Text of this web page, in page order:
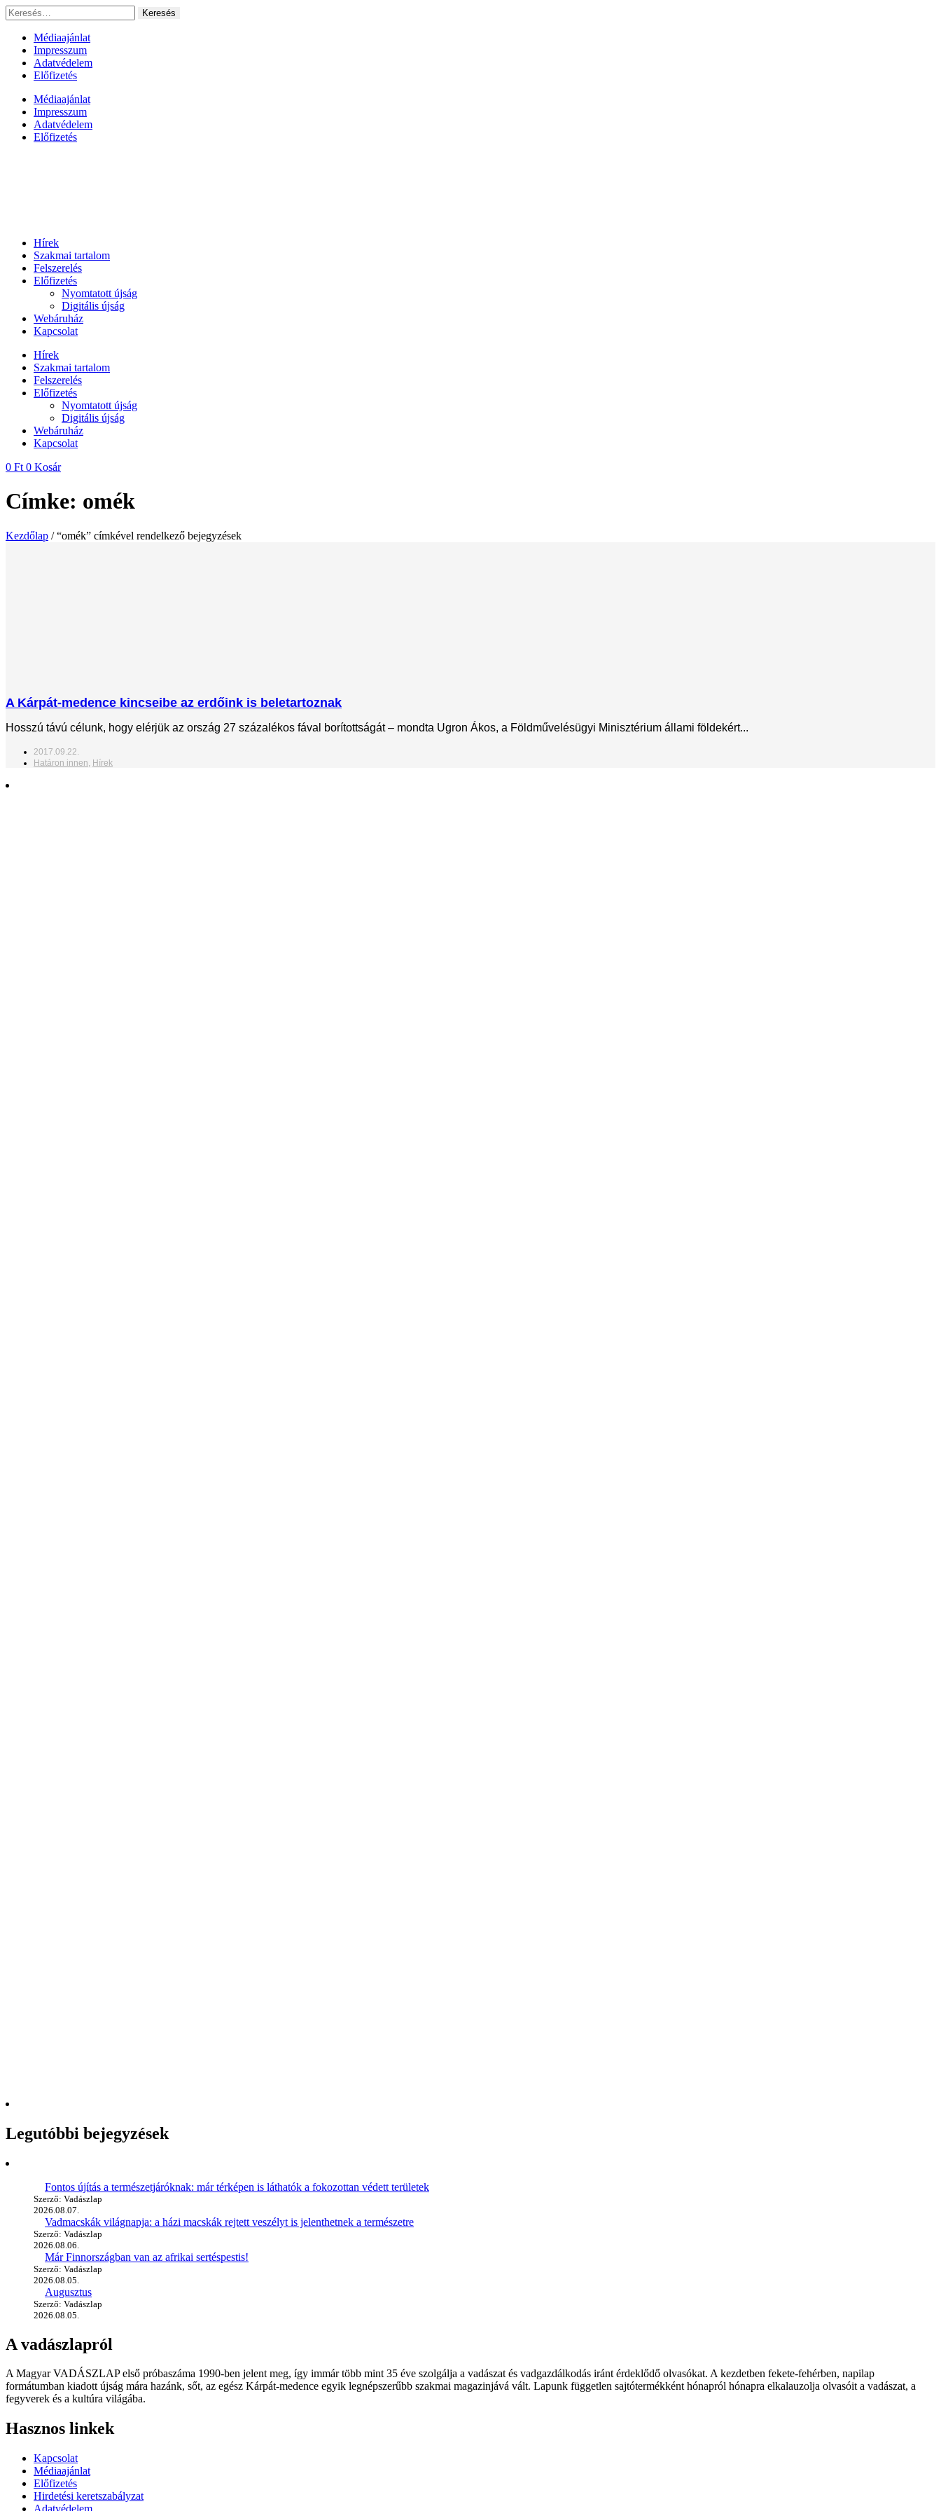
Ugrás
a
tartalomhoz
Keresés:
Médiaajánlat
Impresszum
Adatvédelem
Előfizetés
Médiaajánlat
Impresszum
Adatvédelem
Előfizetés
Hírek
Szakmai tartalom
Felszerelés
Előfizetés
Nyomtatott újság
Digitális újság
Webáruház
Kapcsolat
Hírek
Szakmai tartalom
Felszerelés
Előfizetés
Nyomtatott újság
Digitális újság
Webáruház
Kapcsolat
0 Ft 0 Kosár
Címke: omék
Kezdőlap / “omék” címkével rendelkező bejegyzések
A Kárpát-medence kincseibe az erdőink is beletartoznak
Hosszú távú célunk, hogy elérjük az ország 27 százalékos fával borítottságát – mondta Ugron Ákos, a Földművelésügyi Minisztérium állami földekért...
2017.09.22.
Határon innen, Hírek
Legutóbbi bejegyzések
Fontos újítás a természetjáróknak: már térképen is láthatók a fokozottan védett területek
Szerző: Vadászlap
2026.08.07.
Vadmacskák világnapja: a házi macskák rejtett veszélyt is jelenthetnek a természetre
Szerző: Vadászlap
2026.08.06.
Már Finnországban van az afrikai sertéspestis!
Szerző: Vadászlap
2026.08.05.
Augusztus
Szerző: Vadászlap
2026.08.05.
A vadászlapról
A Magyar VADÁSZLAP első próbaszáma 1990-ben jelent meg, így immár több mint 35 éve szolgálja a vadászat és vadgazdálkodás iránt érdeklődő olvasókat. A kezdetben fekete-fehérben, napilap
formátumban kiadott újság mára hazánk, sőt, az egész Kárpát-medence egyik legnépszerűbb szakmai magazinjává vált. Lapunk független sajtótermékként hónapról hónapra elkalauzolja olvasóit a vadászat, a
fegyverek és a kultúra világába.
Hasznos linkek
Kapcsolat
Médiaajánlat
Előfizetés
Hirdetési keretszabályzat